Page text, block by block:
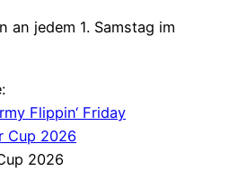
an jedem 1. Samstag im
Flippin‘ Friday
Cup 2026
2026